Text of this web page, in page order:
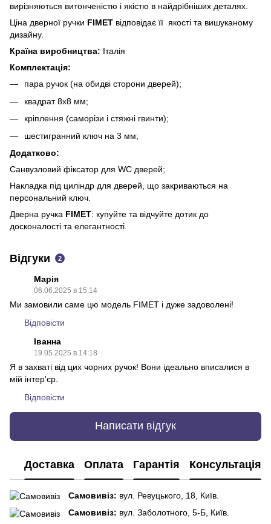
вирізняються витонченістю і якістю в найдрібніших деталях.
Ціна дверної ручки FIMET відповідає її якості та вишуканому
дизайну.
Країна виробництва: Італія
Комплектація:
пара ручок (на обидві сторони дверей);
квадрат 8х8 мм;
кріплення (саморізи і стяжні гвинти);
шестигранний ключ на 3 мм;
Додатково:
Санвузловий фіксатор для WC дверей;
Накладка під циліндр для дверей, що закриваються на
персональний ключ.
Дверна ручка FIMET: купуйте та відчуйте дотик до
досконалості та елегантності.
Відгуки 2
Марія
06.06.2025 в 15:14
Ми замовили саме цю модель FIMET і дуже задоволені!
Відповісти
Іванна
19.05.2025 в 14:18
Я в захваті від цих чорних ручок! Вони ідеально вписалися в
мій інтер'єр.
Відповісти
Написати відгук
Доставка Оплата Гарантія Консультація
Самовивіз: вул. Ревуцького, 18, Київ.
Самовивіз: вул. Заболотного, 5-Б, Київ.